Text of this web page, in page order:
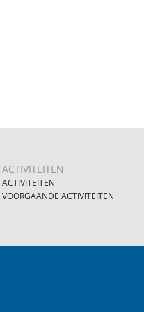
ACTIVITEITEN
ACTIVITEITEN
VOORGAANDE ACTIVITEITEN